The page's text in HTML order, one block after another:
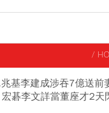
/
基李建成涉吞7億送前
碁李文詳當董座才2天